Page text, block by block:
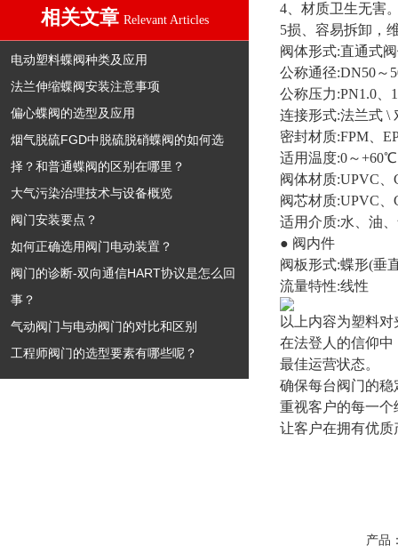
相关文章 Relevant Articles
电动塑料蝶阀种类及应用
法兰伸缩蝶阀安装注意事项
偏心蝶阀的选型及应用
烟气脱硫FGD中脱硫脱硝蝶阀的如何选
择？和普通蝶阀的区别在哪里？
大气污染治理技术与设备概览
阀门安装要点？
如何正确选用阀门电动装置？
阀门的诊断-双向通信HART协议是怎么回
事？
气动阀门与电动阀门的对比和区别
工程师阀门的选型要素有哪些呢？
4、材质卫生无害
5损、容易拆卸，
阀体形式:直通式
公称通径:DN50～
公称压力:PN1.0、
连接形式:法兰式 \
密封材质:FPM、
适用温度:0～+60℃
阀体材质:UPVC、
阀芯材质:UPVC、
适用介质:水、油
● 阀内件
阀板形式:蝶形(垂
流量特性:线性
以上内容为塑料
在法登人的信仰
最佳运营状态。
确保每台阀门的
重视客户的每一
让客户在拥有优
产品